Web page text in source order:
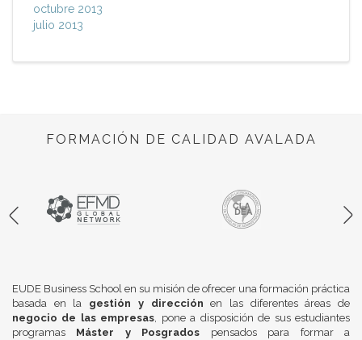
octubre 2013
julio 2013
FORMACIÓN DE CALIDAD AVALADA
EUDE Business School en su misión de ofrecer una formación práctica
basada en la gestión y dirección en las diferentes áreas de
negocio de las empresas, pone a disposición de sus estudiantes
programas Máster y Posgrados pensados para formar a